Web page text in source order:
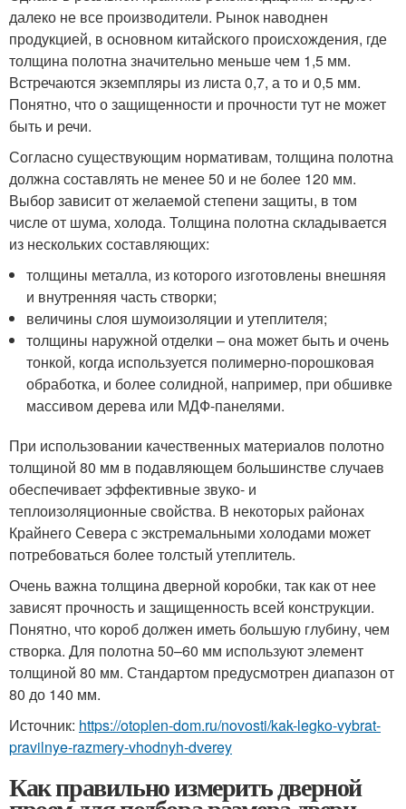
далеко не все производители. Рынок наводнен
продукцией, в основном китайского происхождения, где
толщина полотна значительно меньше чем 1,5 мм.
Встречаются экземпляры из листа 0,7, а то и 0,5 мм.
Понятно, что о защищенности и прочности тут не может
быть и речи.
Согласно существующим нормативам, толщина полотна
должна составлять не менее 50 и не более 120 мм.
Выбор зависит от желаемой степени защиты, в том
числе от шума, холода. Толщина полотна складывается
из нескольких составляющих:
толщины металла, из которого изготовлены внешняя
и внутренняя часть створки;
величины слоя шумоизоляции и утеплителя;
толщины наружной отделки – она может быть и очень
тонкой, когда используется полимерно-порошковая
обработка, и более солидной, например, при обшивке
массивом дерева или МДФ-панелями.
При использовании качественных материалов полотно
толщиной 80 мм в подавляющем большинстве случаев
обеспечивает эффективные звуко- и
теплоизоляционные свойства. В некоторых районах
Крайнего Севера с экстремальными холодами может
потребоваться более толстый утеплитель.
Очень важна толщина дверной коробки, так как от нее
зависят прочность и защищенность всей конструкции.
Понятно, что короб должен иметь большую глубину, чем
створка. Для полотна 50–60 мм используют элемент
толщиной 80 мм. Стандартом предусмотрен диапазон от
80 до 140 мм.
Источник: https://otoplen-dom.ru/novosti/kak-legko-vybrat-
pravilnye-razmery-vhodnyh-dverey
Как правильно измерить дверной